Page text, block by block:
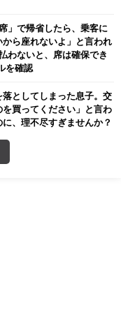
」で帰省したら、乗客に
から座れないよ」と言われ
わないと、席は確保でき
を確認
としてしまった息子。交
買ってください」と言わ
、理不尽すぎませんか？